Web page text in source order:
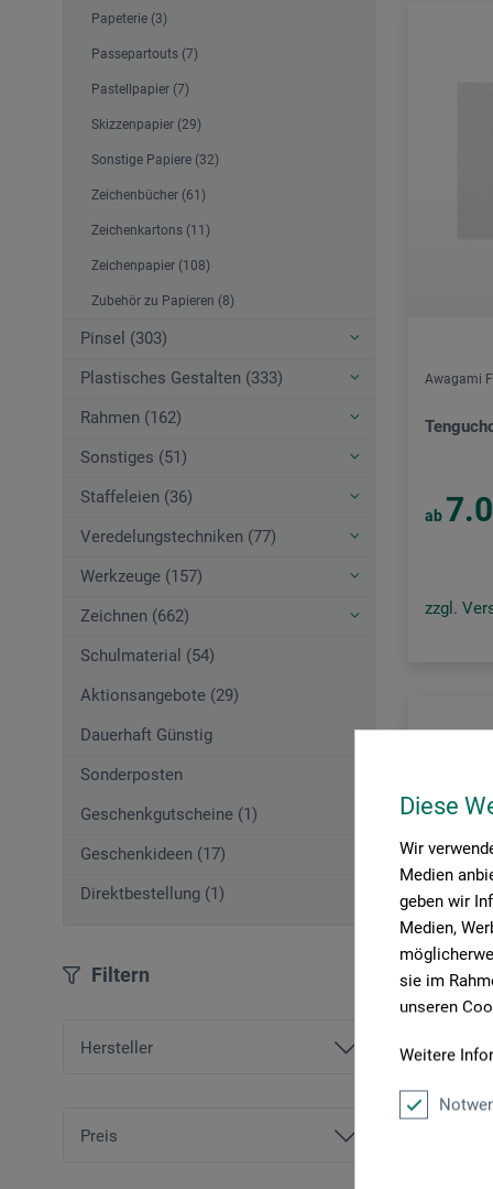
Diese
Wir
Medien
geben wir
Medien,
sie im
unseren
Weitere
Papeterie (3)
Passepartouts (7)
Pastellpapier (7)
Skizzenpapier (29)
Sonstige Papiere (32)
Zeichenbücher (61)
Zeichenkartons (11)
Zeichenpapier (108)
Zubehör zu Papieren (8)
Pinsel (303)
Plastisches Gestalten (333)
Rahmen (162)
Sonstiges (51)
Staffeleien (36)
Veredelungstechniken (77)
Werkzeuge (157)
Zeichnen (662)
Schulmaterial (54)
Aktionsangebote (29)
Dauerhaft Günstig
Sonderposten
Geschenkgutscheine (1)
Geschenkideen (17)
Direktbestellung (1)
Filtern
Hersteller
Preis
Awagami
ab
zzgl.
Everest